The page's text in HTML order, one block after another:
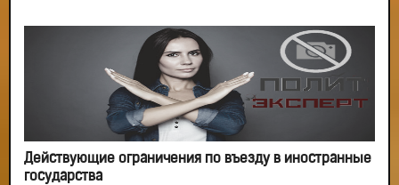
Действующие ограничения по въезду в иностранные
государства